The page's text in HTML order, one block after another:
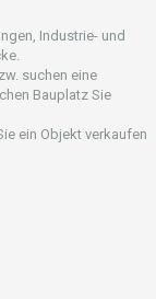
Industrie- und
suchen eine
Bauplatz Sie
ein Objekt verkaufen